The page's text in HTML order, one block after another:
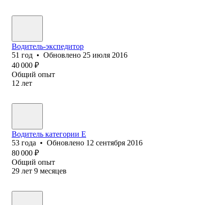
Водитель-экспедитор
51 год • Обновлено 25 июля 2016
40 000 ₽
Общий опыт
12 лет
Водитель категории Е
53 года • Обновлено 12 сентября 2016
80 000 ₽
Общий опыт
29 лет 9 месяцев